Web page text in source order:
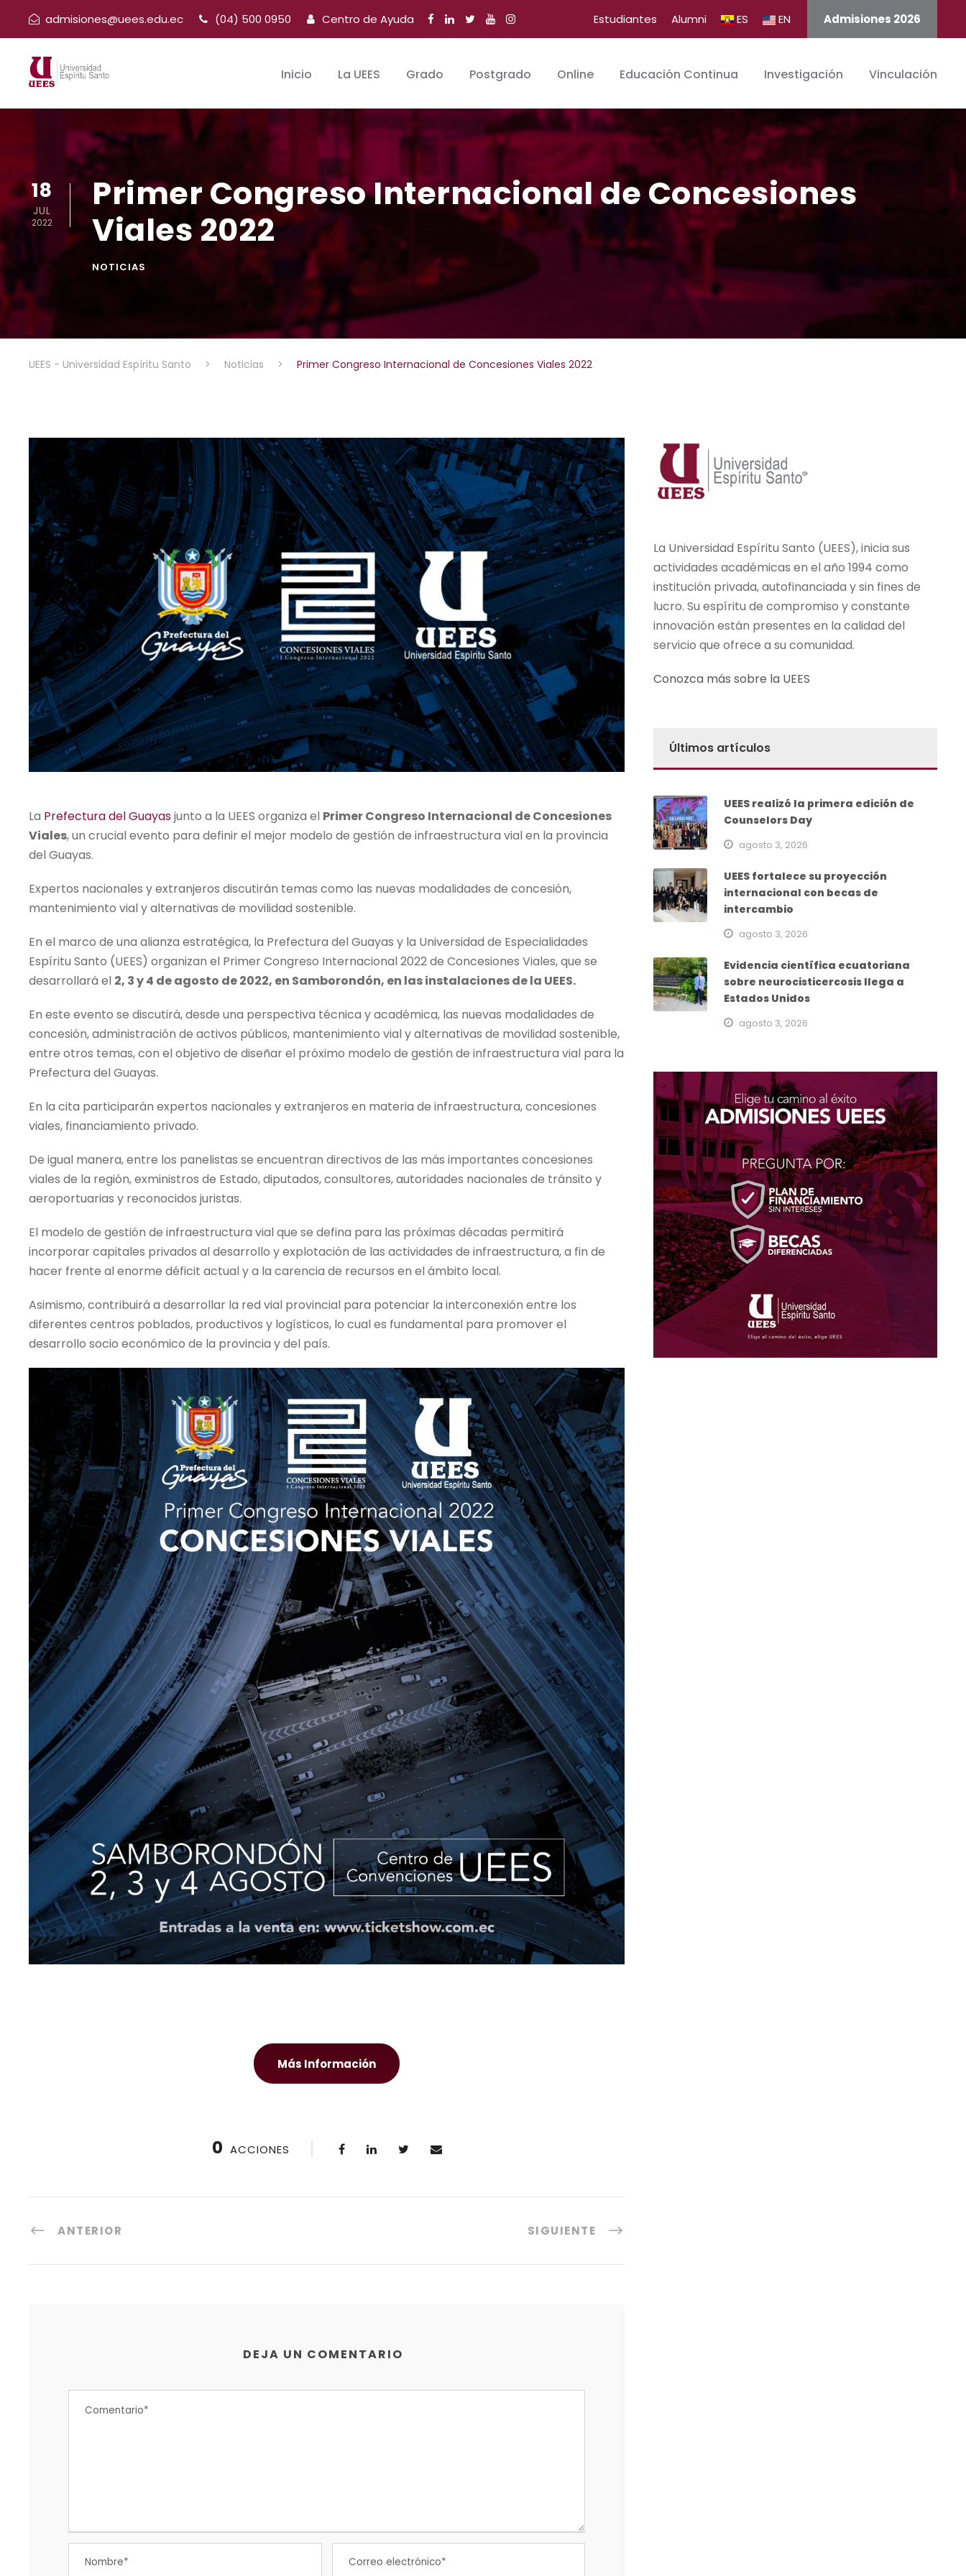
admisiones@uees.edu.ec (04) 500 0950 Centro de Ayuda Estudiantes Alumni ES EN Admisiones 2026
Inicio La UEES Grado Postgrado Online Educación Continua Investigación Vinculación
18
JUL
2022
Primer Congreso Internacional de Concesiones
Viales 2022
NOTICIAS
UEES - Universidad Espíritu Santo > Noticias > Primer Congreso Internacional de Concesiones Viales 2022
La Prefectura del Guayasjunto a la UEES organiza el Primer Congreso Internacional de Concesiones
Viales, un crucial evento para definir el mejor modelo de gestión de infraestructura vial en la provincia
del Guayas.
Expertos nacionales y extranjeros discutirán temas como las nuevas modalidades de concesión,
mantenimiento vial y alternativas de movilidad sostenible.
En el marco de una alianza estratégica, la Prefectura del Guayas y la Universidad de Especialidades
Espíritu Santo (UEES) organizan el Primer Congreso Internacional 2022 de Concesiones Viales, que se
desarrollará el 2, 3 y 4 de agosto de 2022, en Samborondón, en las instalaciones de la UEES.
En este evento se discutirá, desde una perspectiva técnica y académica, las nuevas modalidades de
concesión, administración de activos públicos, mantenimiento vial y alternativas de movilidad sostenible,
entre otros temas, con el objetivo de diseñar el próximo modelo de gestión de infraestructura vial para la
Prefectura del Guayas.
En la cita participarán expertos nacionales y extranjeros en materia de infraestructura, concesiones
viales, financiamiento privado.
De igual manera, entre los panelistas se encuentran directivos de las más importantes concesiones
viales de la región, exministros de Estado, diputados, consultores, autoridades nacionales de tránsito y
aeroportuarias y reconocidos juristas.
El modelo de gestión de infraestructura vial que se defina para las próximas décadas permitirá
incorporar capitales privados al desarrollo y explotación de las actividades de infraestructura, a fin de
hacer frente al enorme déficit actual y a la carencia de recursos en el ámbito local.
Asimismo, contribuirá a desarrollar la red vial provincial para potenciar la interconexión entre los
diferentes centros poblados, productivos y logísticos, lo cual es fundamental para promover el
desarrollo socio económico de la provincia y del país.
Más Información
0 ACCIONES
ANTERIOR SIGUIENTE
DEJA UN COMENTARIO
La Universidad Espíritu Santo (UEES), inicia sus
actividades académicas en el año 1994 como
institución privada, autofinanciada y sin fines de
lucro. Su espíritu de compromiso y constante
innovación están presentes en la calidad del
servicio que ofrece a su comunidad.
Conozca más sobre la UEES
Últimos artículos
UEES realizó la primera edición de
Counselors Day
agosto 3, 2026
UEES fortalece su proyección
internacional con becas de
intercambio
agosto 3, 2026
Evidencia científica ecuatoriana
sobre neurocisticercosis llega a
Estados Unidos
agosto 3, 2026